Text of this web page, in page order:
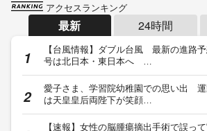
アクセスランキング
最新 24時間
【台風情報】ダブル台風 最新の進路
号は北日本・東日本へ …
愛子さま、学習院幼稚園での思い出
は天皇皇后両陛下が笑顔…
【速報】女性の脳腫瘍摘出手術で誤って